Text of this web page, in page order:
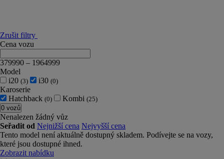
Zrušit filtry
Cena vozu
379990 – 1964999
Model
i20 (3) i30 (0)
Karoserie
Hatchback (0) Kombi (25)
0 vozů
Nenalezen žádný vůz
Seřadit od Nejnižší cena Nejvyšší cena
Tento model není aktuálně dostupný skladem. Podívejte se na vozy,
které jsou dostupné ihned.
Zobrazit nabídku